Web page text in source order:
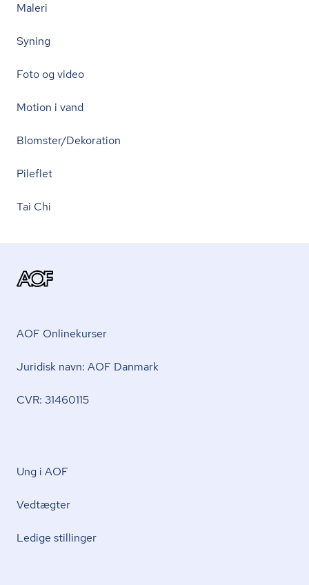
Maleri
Syning
Foto og video
Motion i vand
Blomster/Dekoration
Pileflet
Tai Chi
AOF Onlinekurser
Juridisk navn: AOF Danmark
CVR: 31460115
Ung i AOF
Vedtægter
Ledige stillinger